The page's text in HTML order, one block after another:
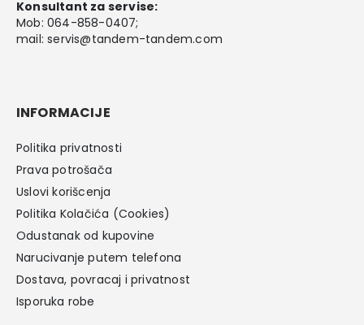
Konsultant za servise:
Mob: 064-858-0407;
mail:servis@tandem-tandem.com
INFORMACIJE
Politika privatnosti
Prava potrošača
Uslovi korišcenja
Politika Kolačića (Cookies)
Odustanak od kupovine
Narucivanje putem telefona
Dostava, povracaj i privatnost
Isporuka robe